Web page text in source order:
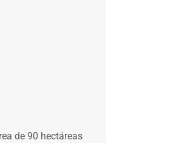
de 90 hectáreas